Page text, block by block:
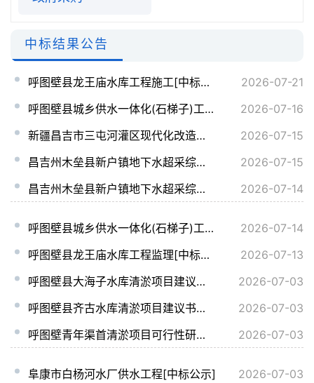
中标结果公告
呼图壁县龙王庙水库工程施工[中标公示]
2026-07-21
呼图壁县城乡供水一体化(石梯子)工程监理[中标公示]
2026-07-16
新疆昌吉市三屯河灌区现代化改造工程施工六标段[中标公示]
2026-07-15
昌吉州木垒县新户镇地下水超采综合治理项目[中标公示]
2026-07-15
昌吉州木垒县新户镇地下水超采综合治理项目监理[中标公示]
2026-07-14
呼图壁县城乡供水一体化(石梯子)工程EPC总承包[中标公示]
2026-07-14
呼图壁县龙王庙水库工程监理[中标公示]
2026-07-13
呼图壁县大海子水库清淤项目建议书、可行性研究报告、初步设计服务项目[中标公示]
2026-07-03
呼图壁县齐古水库清淤项目建议书、可行性研究报告、初步设计服务项目[中标公示]
2026-07-03
呼图壁青年渠首清淤项目可行性研究报告、初步设计服务项目[中标公示]
2026-07-03
阜康市白杨河水厂供水工程[中标公示]
2026-07-03